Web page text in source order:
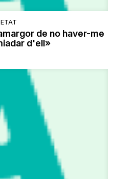
de no haver-me
d'ell»